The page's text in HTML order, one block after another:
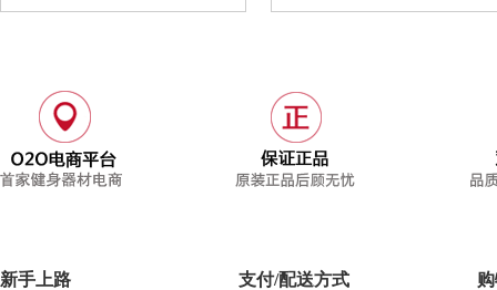
新手上路 支付/配送方式